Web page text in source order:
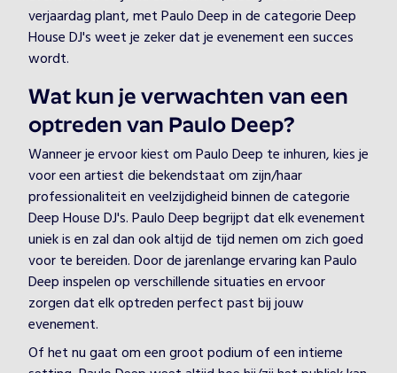
verjaardag plant, met Paulo Deep in de categorie Deep
House DJ's weet je zeker dat je evenement een succes
wordt.
Wat kun je verwachten van een
optreden van Paulo Deep?
Wanneer je ervoor kiest om Paulo Deep te inhuren, kies je
voor een artiest die bekendstaat om zijn/haar
professionaliteit en veelzijdigheid binnen de categorie
Deep House DJ's. Paulo Deep begrijpt dat elk evenement
uniek is en zal dan ook altijd de tijd nemen om zich goed
voor te bereiden. Door de jarenlange ervaring kan Paulo
Deep inspelen op verschillende situaties en ervoor
zorgen dat elk optreden perfect past bij jouw
evenement.
Of het nu gaat om een groot podium of een intieme